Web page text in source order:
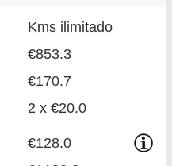
Kms ilimitado
€853.3
€170.7
2 x €20.0
€128.0